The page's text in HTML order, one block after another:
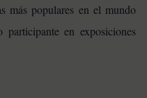
más populares en el mundo
en exposiciones